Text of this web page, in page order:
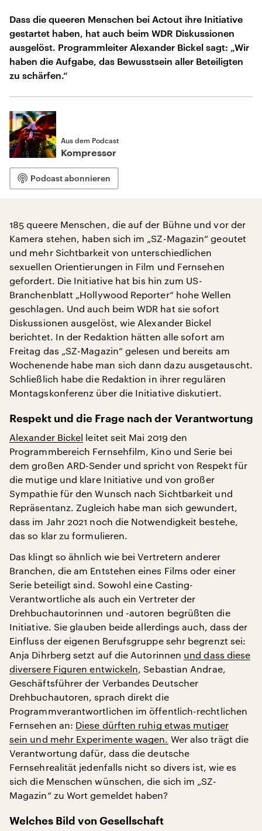
Dass die queeren Menschen bei Actout ihre Initiative
gestartet haben, hat auch beim WDR Diskussionen
ausgelöst. Programmleiter Alexander Bickel sagt: „Wir
haben die Aufgabe, das Bewusstsein aller Beteiligten
zu schärfen.“
Aus dem Podcast
Kompressor
Podcast abonnieren
185 queere Menschen, die auf der Bühne und vor der
Kamera stehen, haben sich im „SZ-Magazin“ geoutet
und mehr Sichtbarkeit von unterschiedlichen
sexuellen Orientierungen in Film und Fernsehen
gefordert. Die Initiative hat bis hin zum US-
Branchenblatt „Hollywood Reporter“ hohe Wellen
geschlagen. Und auch beim WDR hat sie sofort
Diskussionen ausgelöst, wie Alexander Bickel
berichtet. In der Redaktion hätten alle sofort am
Freitag das „SZ-Magazin“ gelesen und bereits am
Wochenende habe man sich dann dazu ausgetauscht.
Schließlich habe die Redaktion in ihrer regulären
Montagskonferenz über die Initiative diskutiert.
Respekt und die Frage nach der Verantwortung
Alexander Bickel leitet seit Mai 2019 den
Programmbereich Fernsehfilm, Kino und Serie bei
dem großen ARD-Sender und spricht von Respekt für
die mutige und klare Initiative und von großer
Sympathie für den Wunsch nach Sichtbarkeit und
Repräsentanz. Zugleich habe man sich gewundert,
dass im Jahr 2021 noch die Notwendigkeit bestehe,
das so klar zu formulieren.
Das klingt so ähnlich wie bei Vertretern anderer
Branchen, die am Entstehen eines Films oder einer
Serie beteiligt sind. Sowohl eine Casting-
Verantwortliche als auch ein Vertreter der
Drehbuchautorinnen und -autoren begrüßten die
Initiative. Sie glauben beide allerdings auch, dass der
Einfluss der eigenen Berufsgruppe sehr begrenzt sei:
Anja Dihrberg setzt auf die Autorinnen und dass diese
diversere Figuren entwickeln, Sebastian Andrae,
Geschäftsführer der Verbandes Deutscher
Drehbuchautoren, sprach direkt die
Programmverantwortlichen im öffentlich-rechtlichen
Fernsehen an: Diese dürften ruhig etwas mutiger
sein und mehr Experimente wagen. Wer also trägt die
Verantwortung dafür, dass die deutsche
Fernsehrealität jedenfalls nicht so divers ist, wie es
sich die Menschen wünschen, die sich im „SZ-
Magazin“ zu Wort gemeldet haben?
Welches Bild von Gesellschaft